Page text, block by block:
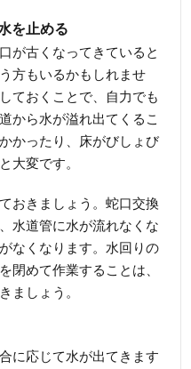
を止める
が古くなってきていると
方もいるかもしれませ
ておくことで、自力でも
から水が溢れ出てくるこ
かったり、床がびしょび
大変です。
おきましょう。蛇口交換
水道管に水が流れなくな
なくなります。水回りの
閉めて作業することは、
ましょう。
に応じて水が出てきます